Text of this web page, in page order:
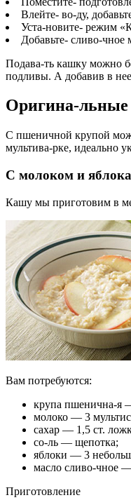
Влейте- во-ду,
Уста-новите- режим
Добавьте- сливо-чное
Подава-ть кашку можно
подливы. А добавив в
Оригина-льные
С пшеничной крупой
мультива-рке, идеально
С молоком и
Кашу мы приготовим в
Вам потребуются:
крупа пшенична-я
молоко — 3
сахар — 1,5 ст.
со-ль — щепотка;
яблоки — 3
масло сливо-чное
Приготовление